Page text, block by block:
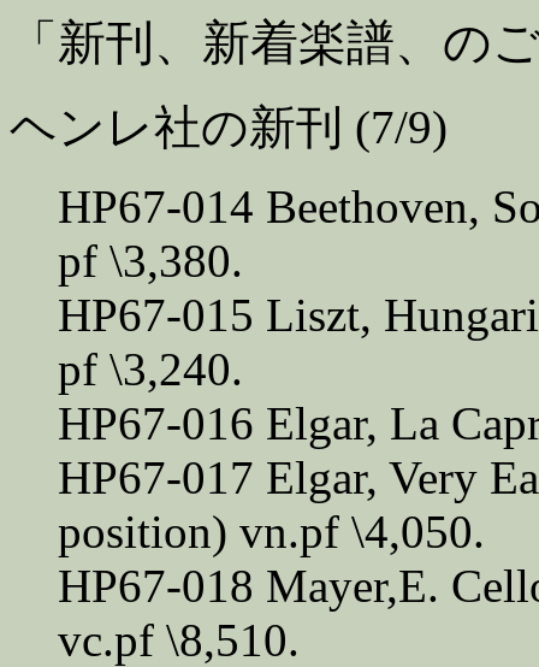
「新刊、新着楽譜、の
ヘンレ社の新刊 (7/9)
HP67-014 Beethoven,
pf \3,380.
HP67-015 Liszt,
pf \3,240.
HP67-016 Elgar, La
HP67-017 Elgar, Very
position) vn.pf \4,050.
HP67-018 Mayer,E.
vc.pf \8,510.